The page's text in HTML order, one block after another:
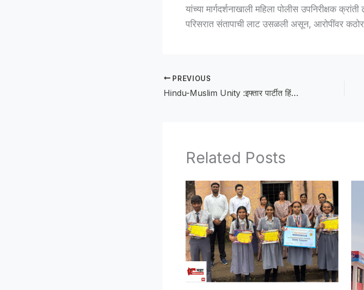
यांच्या मार्गदर्शनाखाली महिला पोलीस उपनिरीक्षक
परिसरात संतापाची लाट उसळली असून, आरोपींवर
PREVIOUS
Hindu-Muslim Unity :इफ्तार पार्टीत हिंदू-मुस्लिम ऐक्य; साखरखेर्ड्यात बंधुत्वाचा सुंदर संदेश
Related Posts